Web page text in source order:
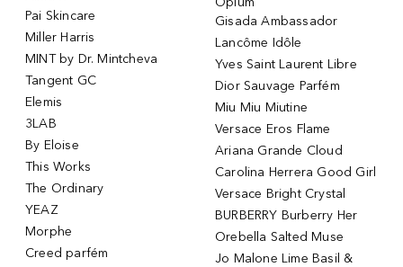
Pai Skincare
Miller Harris
MINT by Dr. Mintcheva
Tangent GC
Elemis
3LAB
By Eloise
This Works
The Ordinary
YEAZ
Morphe
Creed parfém
Gisada Ambassador
Lancôme Idôle
Yves Saint Laurent Libre
Dior Sauvage Parfém
Miu Miu Miutine
Versace Eros Flame
Ariana Grande Cloud
Carolina Herrera Good Girl
Versace Bright Crystal
BURBERRY Burberry Her
Orebella Salted Muse
Jo Malone Lime Basil &